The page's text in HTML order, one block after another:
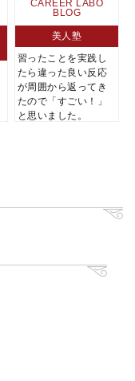
CAREER LABO
BLOG
美人塾
習ったことを実践し
たら違った良い反応
が周囲から返ってき
たので「すごい！」
と思いました。